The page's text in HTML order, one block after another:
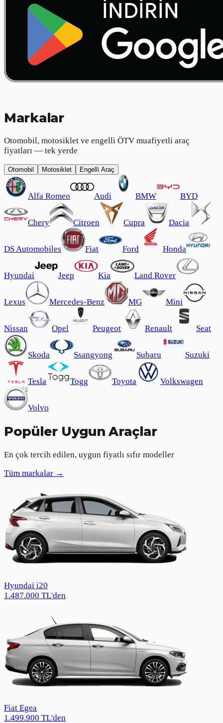
Markalar
Otomobil, motosiklet ve engelli ÖTV muafiyetli araç
fiyatları — tek yerde
Otomobil Motosiklet Engelli Araç
Alfa Romeo Audi BMW BYD
Chery Citroen Cupra Dacia
DS Automobiles Fiat Ford Honda
Hyundai Jeep Kia Land Rover
Lexus Mercedes-Benz MG Mini
Nissan Opel Peugeot Renault Seat
Skoda Ssangyong Subaru Suzuki
Tesla Togg Toyota Volkswagen
Volvo
Popüler Uygun Araçlar
En çok tercih edilen, uygun fiyatlı sıfır modeller
Tüm markalar →
Hyundai i20
1.487.000 TL'den
Fiat Egea
1.499.900 TL'den